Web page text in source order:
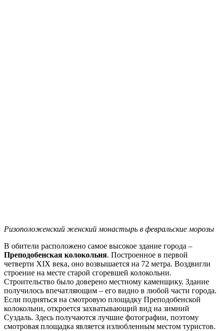
Ризоположенский женский монастырь в февральские морозы
В обители расположено самое высокое здание города –
Преподобенская колокольня. Построенное в первой
четверти XIX века, оно возвышается на 72 метра. Воздвигли
строение на месте старой сгоревшей колокольни.
Строительство было доверено местному каменщику. Здание
получилось впечатляющим – его видно в любой части города.
Если подняться на смотровую площадку Преподобенской
колокольни, откроется захватывающий вид на зимний
Суздаль. Здесь получаются лучшие фотографии, поэтому
смотровая площадка является излюбленным местом туристов.